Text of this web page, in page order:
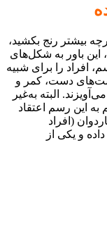
بیشتر رنج بکشید،
این باور به شکل‌های
افراد را برای شبیه
دست، کمر و
البته به‌غیر
به این رسم اعتقاد
این میان، معبد دوی با بیش از 100 گاردوان (افراد
و یکی از